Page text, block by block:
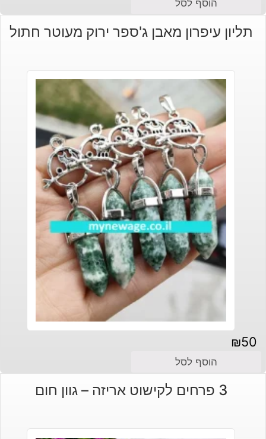
הוסף לסל
תליון עיפרון מאבן ג'ספר ירוק מעוטר חתול
₪50
הוסף לסל
3 פרחים לקישוט אריזה – גוון חום